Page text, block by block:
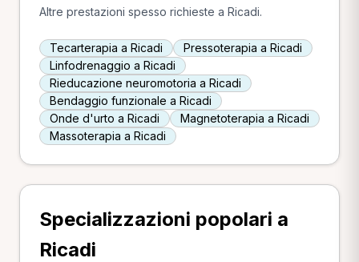
Altre prestazioni spesso richieste a Ricadi.
Tecarterapia a Ricadi
Pressoterapia a Ricadi
Linfodrenaggio a Ricadi
Rieducazione neuromotoria a Ricadi
Bendaggio funzionale a Ricadi
Onde d'urto a Ricadi
Magnetoterapia a Ricadi
Massoterapia a Ricadi
Specializzazioni popolari a
Ricadi